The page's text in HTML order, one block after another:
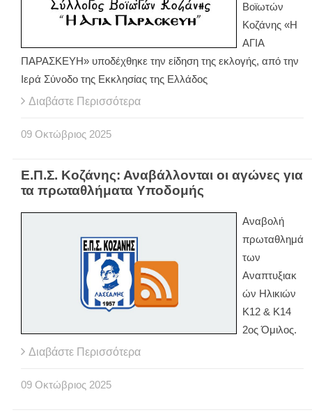
Βοϊωτών
Κοζάνης «Η
ΑΓΙΑ
ΠΑΡΑΣΚΕΥΗ» υποδέχθηκε την είδηση της εκλογής, από την
Ιερά Σύνοδο της Εκκλησίας της Ελλάδος
Διαβάστε Περισσότερα
09 Οκτώβριος 2025
Ε.Π.Σ. Κοζάνης: Αναβάλλονται οι αγώνες για
τα πρωταθλήματα Υποδομής
Αναβολή
πρωταθλημά
των
Αναπτυξιακ
ών Ηλικιών
Κ12 & Κ14
2ος Όμιλος.
Διαβάστε Περισσότερα
09 Οκτώβριος 2025